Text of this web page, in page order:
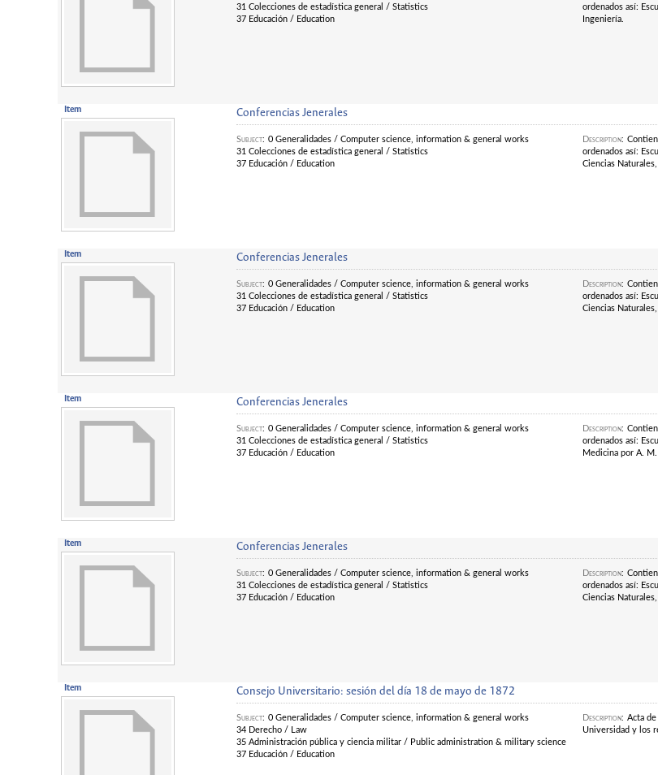
31 Colecciones de estadística general / Statistics
37 Educación / Education
ordenados así:
Ingeniería.
Item Conferencias Jenerales
Subject: 0 Generalidades / Computer science, information & general works
31 Colecciones de estadística general / Statistics
37 Educación / Education
Description:
ordenados así:
Ciencias
Item Conferencias Jenerales
Subject: 0 Generalidades / Computer science, information & general works
31 Colecciones de estadística general / Statistics
37 Educación / Education
Description:
ordenados así:
Ciencias
Item Conferencias Jenerales
Subject: 0 Generalidades / Computer science, information & general works
31 Colecciones de estadística general / Statistics
37 Educación / Education
Description:
ordenados así:
Medicina por A.
Item Conferencias Jenerales
Subject: 0 Generalidades / Computer science, information & general works
31 Colecciones de estadística general / Statistics
37 Educación / Education
Description:
ordenados así:
Ciencias
Item Consejo Universitario: sesión del día 18 de mayo de 1872
Subject: 0 Generalidades / Computer science, information & general works
34 Derecho / Law
35 Administración pública y ciencia militar / Public administration & military science
37 Educación / Education
Description: Acta
Universidad y los